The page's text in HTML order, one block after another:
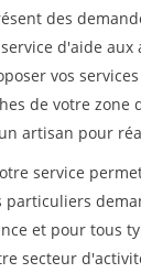
des
d'aide aux
vos
de votre zone
artisan pour
service
particuliers
et pour tous
secteur